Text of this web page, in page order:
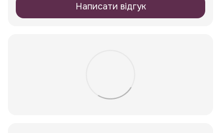
Написати відгук